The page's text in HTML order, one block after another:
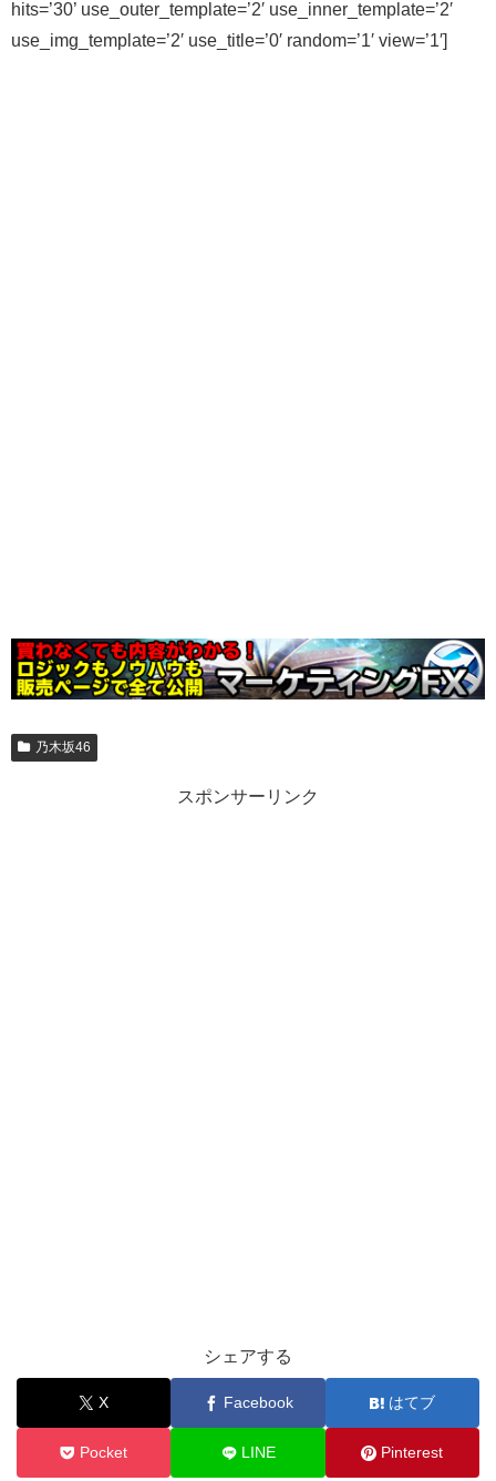
hits=’30’ use_outer_template=’2′ use_inner_template=’2′
use_img_template=’2′ use_title=’0′ random=’1′ view=’1′]
乃木坂46
スポンサーリンク
シェアする
X Facebook はてブ
Pocket LINE Pinterest